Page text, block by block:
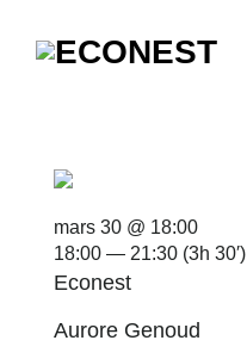
mars 30 @ 18:00
18:00 — 21:30 (3h 30′)
Econest
Aurore Genoud